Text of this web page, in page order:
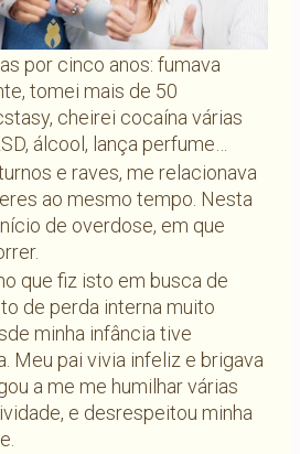
por cinco anos: fumava
tomei mais de 50
cheirei cocaína várias
álcool, lança perfume…
e raves, me relacionava
ao mesmo tempo. Nesta
de overdose, em que
que fiz isto em busca de
de perda interna muito
minha infância tive
Meu pai vivia infeliz e brigava
a me me humilhar várias
e desrespeitou minha